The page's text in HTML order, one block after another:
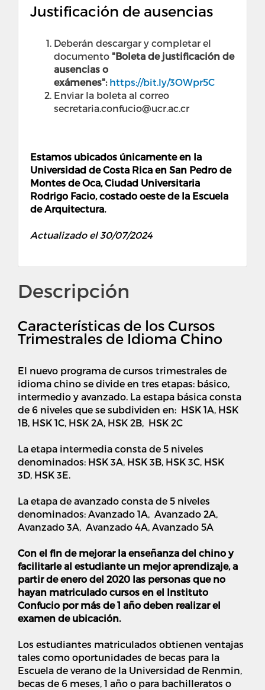
Justificación de ausencias
Deberán descargar y completar el
documento "Boleta de justificación de
ausencias o
exámenes": https://bit.ly/3OWpr5C
Enviar la boleta al correo
secretaria.confucio@ucr.ac.cr
Estamos ubicados únicamente en la
Universidad de Costa Rica en San Pedro de
Montes de Oca, Ciudad Universitaria
Rodrigo Facio, costado oeste de la Escuela
de Arquitectura.
Actualizado el 30/07/2024
Descripción
Características de los Cursos
Trimestrales de Idioma Chino
El nuevo programa de cursos trimestrales de
idioma chino se divide en tres etapas: básico,
intermedio y avanzado. La estapa básica consta
de 6 niveles que se subdividen en: HSK 1A, HSK
1B, HSK 1C, HSK 2A, HSK 2B, HSK 2C
La etapa intermedia consta de 5 niveles
denominados: HSK 3A, HSK 3B, HSK 3C, HSK
3D, HSK 3E.
La etapa de avanzado consta de 5 niveles
denominados: Avanzado 1A, Avanzado 2A,
Avanzado 3A, Avanzado 4A, Avanzado 5A
Con el fin de mejorar la enseñanza del chino y
facilitarle al estudiante un mejor aprendizaje, a
partir de enero del 2020 las personas que no
hayan matriculado cursos en el Instituto
Confucio por más de 1 año deben realizar el
examen de ubicación.
Los estudiantes matriculados obtienen ventajas
tales como oportunidades de becas para la
Escuela de verano de la Universidad de Renmin,
becas de 6 meses, 1 año o para bachilleratos o